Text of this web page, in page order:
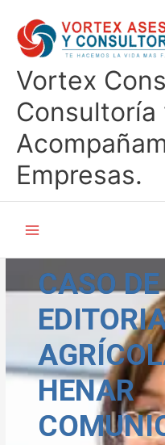
contenido
Vortex
Consultoría
Empresas.
CASO
HENAR